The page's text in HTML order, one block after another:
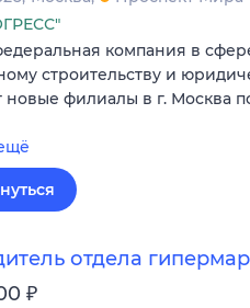
компания в
строительству и
новые филиалы в г. Москва
отдела
₽